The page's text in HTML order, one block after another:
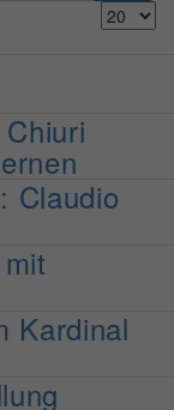
Anzeige
#
Claudio
Kardinal